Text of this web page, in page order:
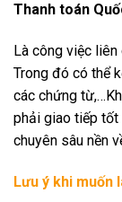
Thanh toán
Là công việc liên
Trong đó có thể
các chứng
phải giao tiếp tốt
chuyên sâu nền
Lưu ý khi muốn